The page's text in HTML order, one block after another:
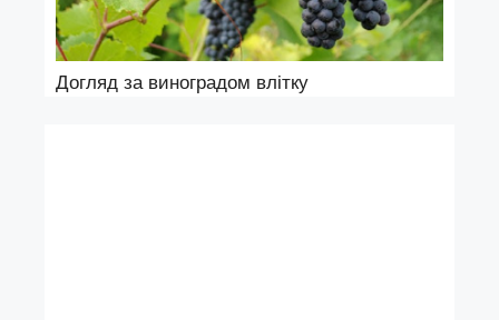
Догляд за виноградом влітку